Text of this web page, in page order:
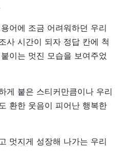
어에 조금 어려워하던 우리
사 시간이 되자 정답 칸에 척
이는 멋진 모습을 보여주었
게 붙은 스티커만큼이나 우리
환한 웃음이 피어난 행복한
멋지게 성장해 나가는 우리